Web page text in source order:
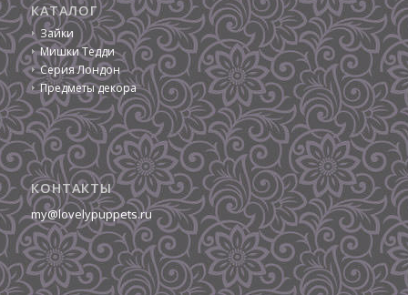
КАТАЛОГ
Зайки
Мишки Тедди
Серия Лондон
Предметы декора
КОНТАКТЫ
my@lovelypuppets.ru